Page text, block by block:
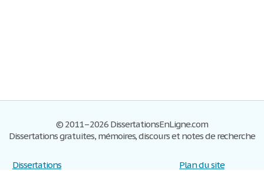
© 2011–2026 DissertationsEnLigne.com
Dissertations gratuites, mémoires, discours et notes de recherche
Dissertations Plan du site